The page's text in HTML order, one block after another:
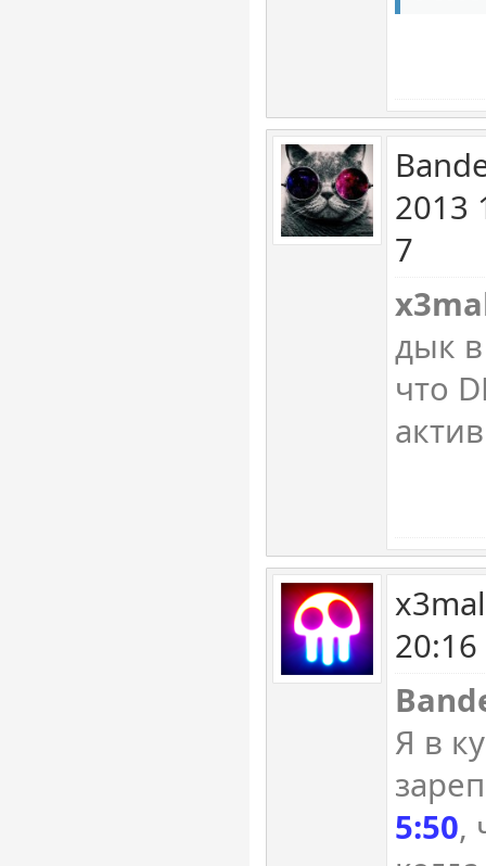
2013
7
дык
что
Я в
5:50,